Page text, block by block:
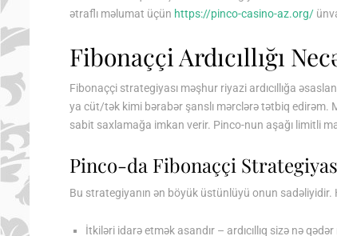
ətraflı məlumat üçün https://pinco-casino-az.org/
Fibonaççi Ardıcıllığı
Fibonaççi strategiyası məşhur riyazi ardıcıllığa
ya cüt/tək kimi bərabər şanslı mərclərə tətbiq edirəm.
sabit saxlamağa imkan verir. Pinco-nun aşağı limitli
Pinco-da Fibonaççi
Bu strategiyanın ən böyük üstünlüyü onun
İtkiləri idarə etmək asandır – ardıcıllıq sizə nə